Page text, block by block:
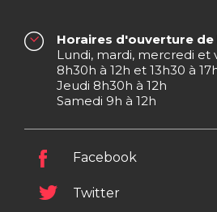
Horaires d'ouverture de
Lundi, mardi, mercredi et
8h30h à 12h et 13h30 à
Jeudi 8h30h à 12h
Samedi 9h à 12h
Facebook
Twitter